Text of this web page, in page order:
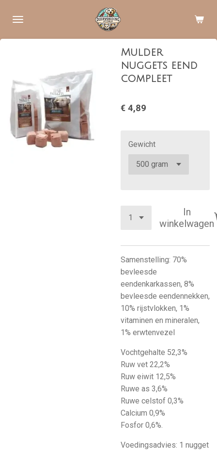
direct
Mulder
nuggets eend
compleet
€ 4,89
Gewicht
In
winkelwagen
Samenstelling: 70%
bevleesde
eendenkarkassen, 8%
bevleesde eendennekken,
10% rijstvlokken, 1%
vitaminen en mineralen,
1% erwtenvezel
Vochtgehalte 52,3%
Ruw vet 22,2%
Ruw eiwit 12,5%
Ruwe as 3,6%
Ruwe celstof 0,3%
Calcium 0,9%
Fosfor 0,6%.
Voedingsadvies: 1 nugget